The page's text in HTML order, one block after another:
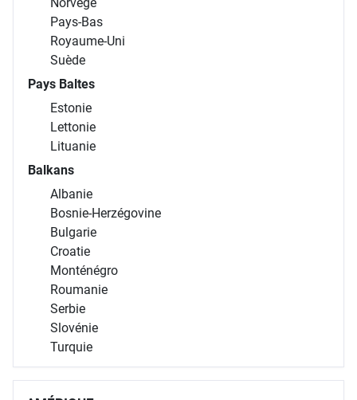
Pays-Bas
Royaume-Uni
Suède
Pays Baltes
Estonie
Lettonie
Lituanie
Balkans
Albanie
Bosnie-Herzégovine
Bulgarie
Croatie
Monténégro
Roumanie
Serbie
Slovénie
Turquie